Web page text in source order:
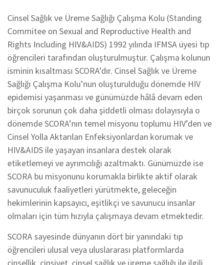
Cinsel Sağlık ve Üreme Sağlığı Çalışma Kolu (Standing
Commitee on Sexual and Reproductive Health and
Rights Including HIV&AIDS) 1992 yılında IFMSA üyesi tıp
öğrencileri tarafından oluşturulmuştur. Çalışma kolunun
isminin kısaltması SCORA’dır. Cinsel Sağlık ve Üreme
Sağlığı Çalışma Kolu’nun oluşturulduğu dönemde HIV
epidemisi yaşanması ve günümüzde hâlâ devam eden
birçok sorunun çok daha şiddetli olması dolayısıyla o
dönemde SCORA’nın temel misyonu toplumu HIV’den ve
Cinsel Yolla Aktarılan Enfeksiyonlardan korumak ve
HIV&AIDS ile yaşayan insanlara destek olarak
etiketlemeyi ve ayrımcılığı azaltmaktı. Günümüzde ise
SCORA bu misyonunu korumakla birlikte aktif olarak
savunuculuk faaliyetleri yürütmekte, geleceğin
hekimlerinin kapsayıcı, eşitlikçi ve savunucu insanlar
olmaları için tüm hızıyla çalışmaya devam etmektedir.
SCORA sayesinde dünyanın dört bir yanındaki tıp
öğrencileri ulusal veya uluslararası platformlarda
cinsellik, cinsiyet, cinsel sağlık ve üreme sağlığı ile ilgili